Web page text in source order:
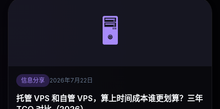
🖥️
信息分享 2026年7月22日
托管 VPS 和自管 VPS，算上时间成本谁更划算？三年